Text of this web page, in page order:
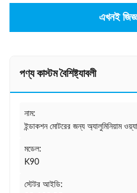
এখনই
পণ্য কাস্টম বৈশিষ্ট্যাবলী
নাম:
ইন্ডাকশন মোটরের জন্য অ্যালুমিনিয়াম
মডেল:
K90
স্টেটর আইডি: